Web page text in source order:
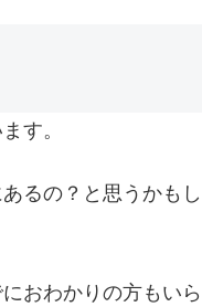
す。
るの？と思うかもし
おわかりの方もいら